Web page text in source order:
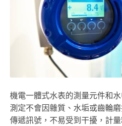
機電一體式水表的測量元件和
測定不會因雜質、水垢或齒輪
傳遞訊號，不易受到干擾，計